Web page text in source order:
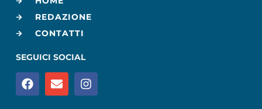
REDAZIONE
CONTATTI
SEGUICI SOCIAL